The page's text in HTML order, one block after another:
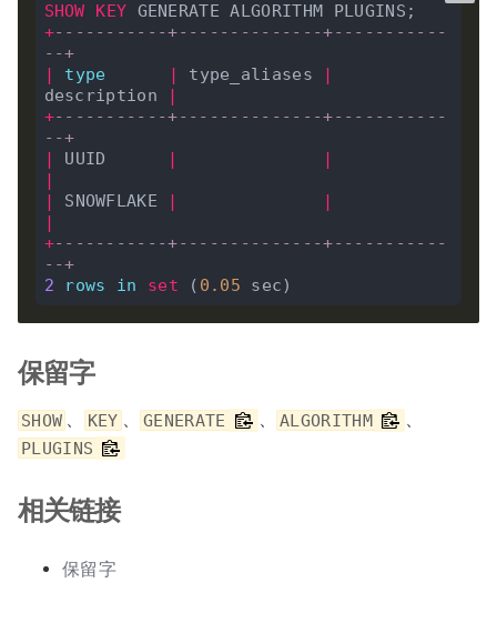
SHOW KEY
+-----------+--------------+-----------
--+
|
type | type_aliases
|
description
|
+-----------+--------------+-----------
--+
|
UUID |
|
|
|
SNOWFLAKE |
|
|
+-----------+--------------+-----------
--+
2
rows in set ( 0 . 05
保留字
SHOW KEY GENERATE ALGORITHM
PLUGINS
相关链接
保留字